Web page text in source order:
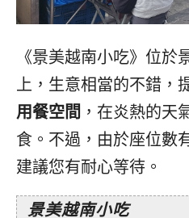
《景美越南小吃》位於
上，生意相當的不錯，
用餐空間 ，在炎熱的天
食。不過，由於座位數
建議您有耐心等待。
景美越南小吃